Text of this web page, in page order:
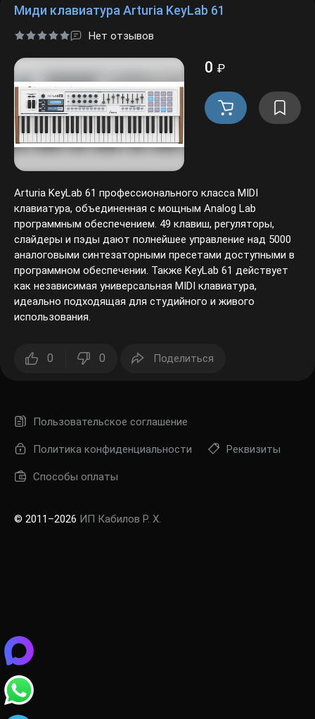
Миди клавиатура Arturia KeyLab 61
Нет отзывов
0 ₽
Arturia KeyLab 61 профессионального класса MIDI
клавиатура, объединенная с мощным Analog Lab
программным обеспечением. 49 клавиш, регуляторы,
слайдеры и пэды дают полнейшее управление над 5000
аналоговыми синтезаторными пресетами доступными в
программном обеспечении. Также KeyLab 61 действует
как независимая универсальная MIDI клавиатура,
идеально подходящая для студийного и живого
использования.
0 0 Поделиться
Пользовательское соглашение
Политика конфиденциальности Реквизиты
Способы оплаты
© 2011–2026 ИП Кабилов Р. Х.